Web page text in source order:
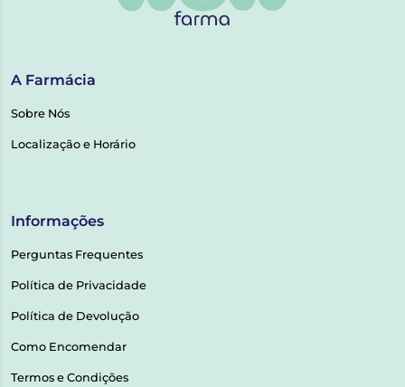
A Farmácia
Sobre Nós
Localização e Horário
Informações
Perguntas Frequentes
Política de Privacidade
Política de Devolução
Como Encomendar
Termos e Condições